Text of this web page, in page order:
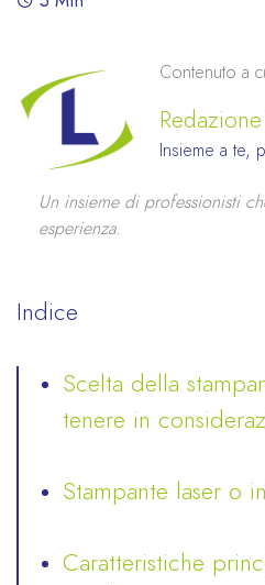
Contenuto a
Insieme a te,
Un insieme di professionisti
esperienza.
Indice
Scelta della
tenere in
Stampante laser o
Caratteristiche